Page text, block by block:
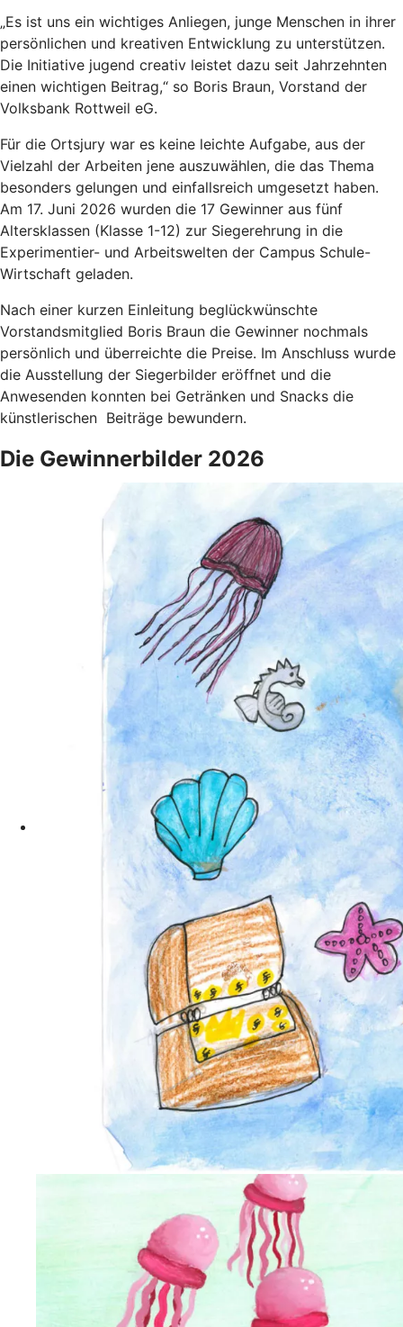
„Es ist uns ein wichtiges Anliegen, junge Menschen in ihrer
persönlichen und kreativen Entwicklung zu unterstützen.
Die Initiative jugend creativ leistet dazu seit Jahrzehnten
einen wichtigen Beitrag,“ so Boris Braun, Vorstand der
Volksbank Rottweil eG.
Für die Ortsjury war es keine leichte Aufgabe, aus der
Vielzahl der Arbeiten jene auszuwählen, die das Thema
besonders gelungen und einfallsreich umgesetzt haben.
Am 17. Juni 2026 wurden die 17 Gewinner aus fünf
Altersklassen (Klasse 1-12) zur Siegerehrung in die
Experimentier- und Arbeitswelten der Campus Schule-
Wirtschaft geladen.
Nach einer kurzen Einleitung beglückwünschte
Vorstandsmitglied Boris Braun die Gewinner nochmals
persönlich und überreichte die Preise. Im Anschluss wurde
die Ausstellung der Siegerbilder eröffnet und die
Anwesenden konnten bei Getränken und Snacks die
künstlerischen Beiträge bewundern.
Die Gewinnerbilder 2026